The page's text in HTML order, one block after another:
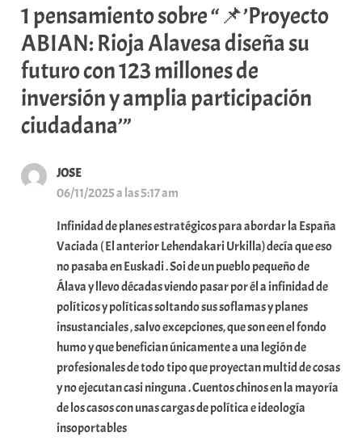
1 pensamiento sobre “📌’Proyecto
ABIAN: Rioja Alavesa diseña su
futuro con 123 millones de
inversión y amplia participación
ciudadana’”
JOSE
06/11/2025 a las 5:17 am
Infinidad de planes estratégicos para abordar la España
Vaciada ( El anterior Lehendakari Urkilla) decía que eso
no pasaba en Euskadi . Soi de un pueblo pequeño de
Álava y llevo décadas viendo pasar por él a infinidad de
políticos y políticas soltando sus soflamas y planes
insustanciales , salvo excepciones, que son een el fondo
humo y que benefician únicamente a una legión de
profesionales de todo tipo que proyectan multid de cosas
y no ejecutan casi ninguna . Cuentos chinos en la mayoría
de los casos con unas cargas de política e ideología
insoportables